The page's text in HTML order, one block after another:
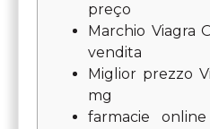
preço
Marchio Viagra
vendita
Miglior prezzo
mg
farmacie